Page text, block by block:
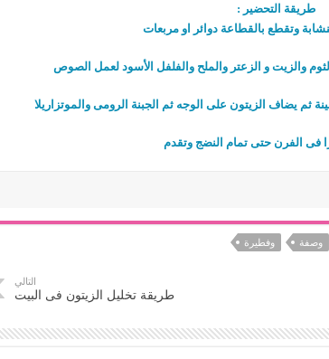
طريقة التحضير :
وتقطع بالقطاعة دوائر او مربعات
والزيت و الزعتر والملح والفلفل الأسود لعمل الصوص
ثم يضاف الزيتون على الوجه ثم الجبنة الرومى والموتزاريلا
فى الفرن حتى تمام النضج وتقدم
وصفة وفطيرة
التالي
طريقة تخليل الزيتون فى البيت